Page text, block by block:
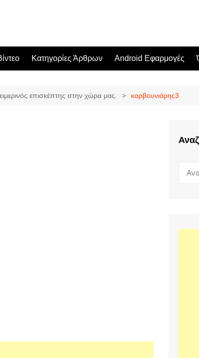
Κατηγορίες Άρθρων Android Εφαρμογές
επισκέπτης στην χώρα μας. καρβουνιάρης3